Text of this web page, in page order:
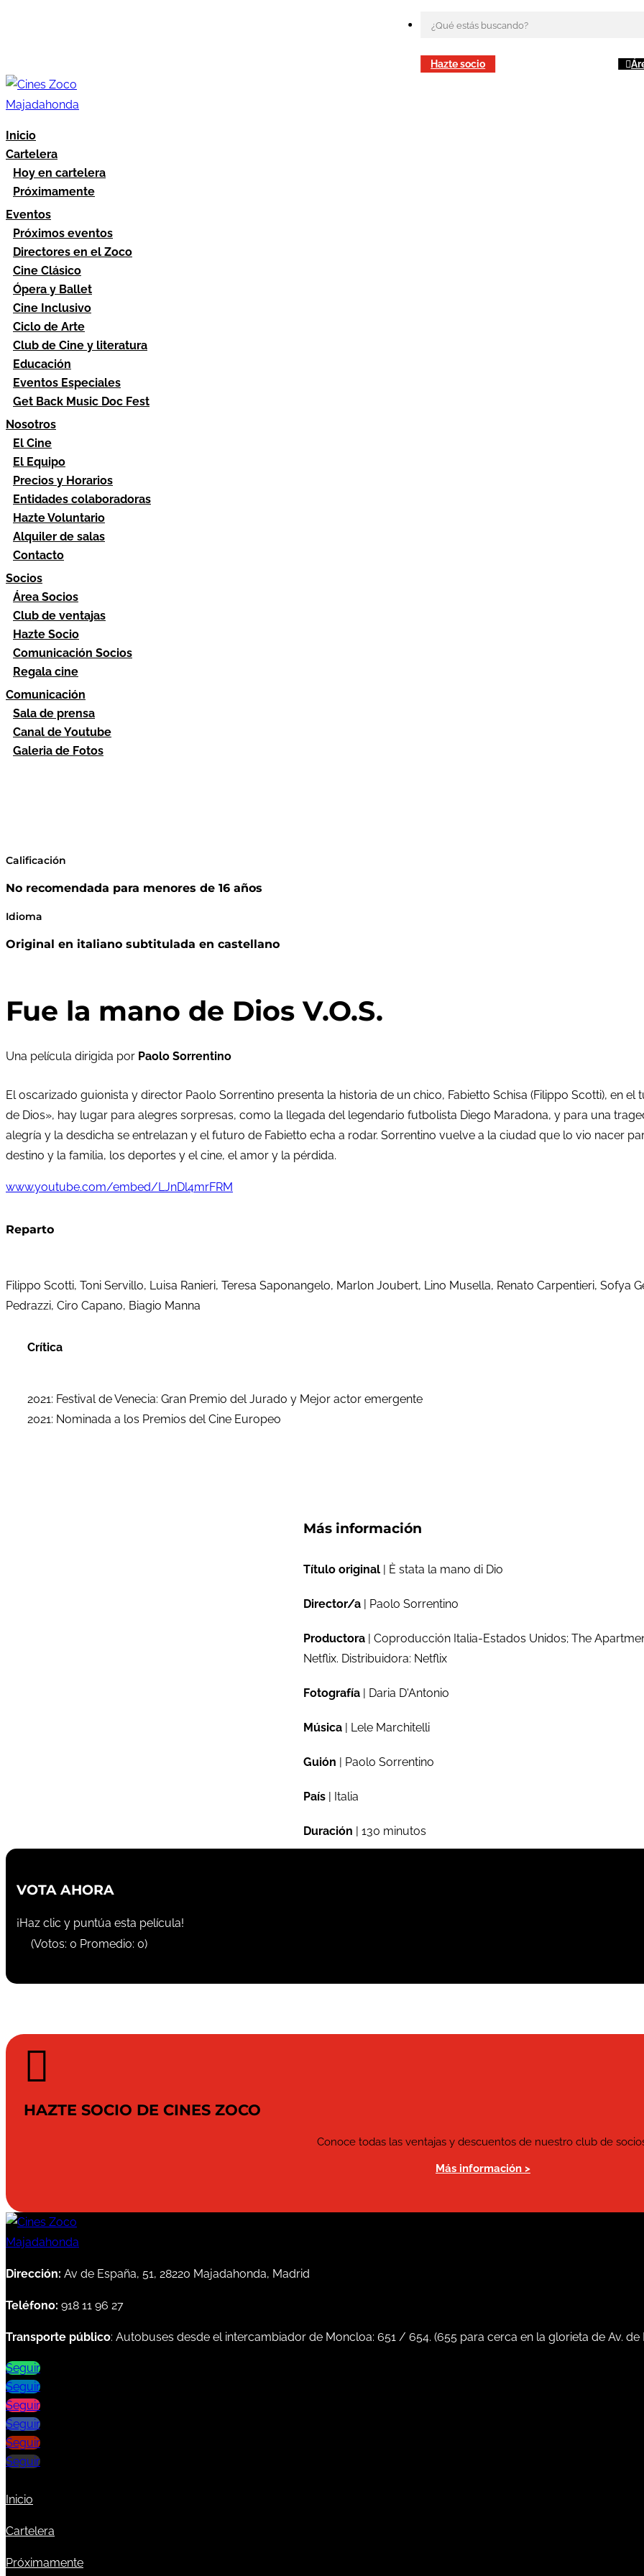
Hazte socio
Inicio
Cartelera
Hoy en cartelera
Próximamente
Eventos
Próximos eventos
Directores en el Zoco
Cine Clásico
Ópera y Ballet
Cine Inclusivo
Ciclo de Arte
Club de Cine y literatura
Educación
Eventos Especiales
Get Back Music Doc Fest
Nosotros
El Cine
El Equipo
Precios y Horarios
Entidades colaboradoras
Hazte Voluntario
Alquiler de salas
Contacto
Socios
Área Socios
Club de ventajas
Hazte Socio
Comunicación Socios
Regala cine
Comunicación
Sala de prensa
Canal de Youtube
Galeria de Fotos
Calificación
No recomendada para menores de 16 años
Idioma
Original en italiano subtitulada en castellano
Fue la mano de Dios V.O.S.
Una película dirigida por Paolo Sorrentino
El oscarizado guionista y director Paolo Sorrentino presenta la historia de un chico, Fabietto Schisa (Filippo Scotti), en
de Dios», hay lugar para alegres sorpresas, como la llegada del legendario futbolista Diego Maradona, y para una
alegría y la desdicha se entrelazan y el futuro de Fabietto echa a rodar. Sorrentino vuelve a la ciudad que lo vio nacer
destino y la familia, los deportes y el cine, el amor y la pérdida.
www.youtube.com/embed/LJnDl4mrFRM
Reparto
Filippo Scotti, Toni Servillo, Luisa Ranieri, Teresa Saponangelo, Marlon Joubert, Lino Musella, Renato Carpentieri, Sofya
Pedrazzi, Ciro Capano, Biagio Manna
Crítica
2021: Festival de Venecia: Gran Premio del Jurado y Mejor actor emergente
2021: Nominada a los Premios del Cine Europeo
Más información
Título original | È stata la mano di Dio
Director/a | Paolo Sorrentino
Productora | Coproducción Italia-Estados Unidos; The
Netflix. Distribuidora: Netflix
Fotografía | Daria D'Antonio
Música | Lele Marchitelli
Guión | Paolo Sorrentino
País | Italia
Duración | 130 minutos
VOTA AHORA
¡Haz clic y puntúa esta película!
(Votos: 0 Promedio: 0)

HAZTE SOCIO DE CINES ZOCO
Conoce todas las ventajas y descuentos de nuestro club de
Más información >
Dirección: Av de España, 51, 28220 Majadahonda, Madrid
Teléfono: 918 11 96 27
Transporte público: Autobuses desde el intercambiador de Moncloa: 651 / 654. (655 para cerca en la glorieta de Av. de
Seguir
Seguir
Seguir
Seguir
Seguir
Seguir
Inicio
Cartelera
Próximamente